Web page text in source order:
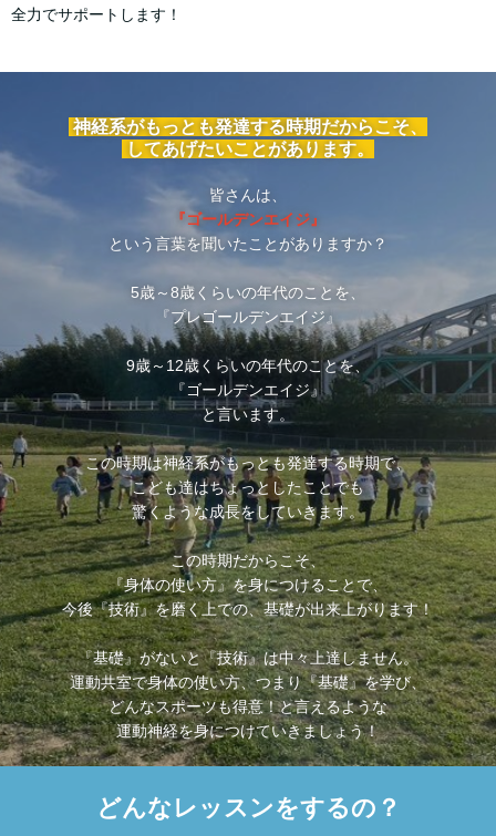
全力でサポートします！
神経系がもっとも発達する時期だからこそ、
してあげたいことがあります。
皆さんは、
『ゴールデンエイジ』
という言葉を聞いたことがありますか？
5歳～8歳くらいの年代のことを、
『プレゴールデンエイジ』
9歳～12歳くらいの年代のことを、
『ゴールデンエイジ』
と言います。
この時期は神経系がもっとも発達する時期で、
こども達はちょっとしたことでも
驚くような成長をしていきます。
この時期だからこそ、
『身体の使い方』を身につけることで、
今後『技術』を磨く上での、基礎が出来上がります！
『基礎』がないと『技術』は中々上達しません。
運動共室で身体の使い方、つまり『基礎』を学び、
どんなスポーツも得意！と言えるような
運動神経を身につけていきましょう！
どんなレッスンをするの？